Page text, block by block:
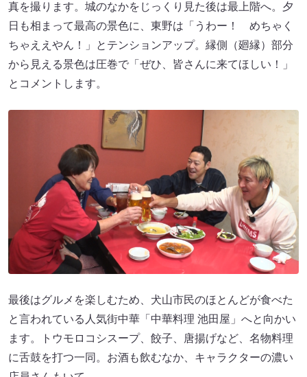
真を撮ります。城のなかをじっくり見た後は最上階へ。夕
日も相まって最高の景色に、東野は「うわー！ めちゃく
ちゃええやん！」とテンションアップ。縁側（廻縁）部分
から見える景色は圧巻で「ぜひ、皆さんに来てほしい！」
とコメントします。
最後はグルメを楽しむため、犬山市民のほとんどが食べた
と言われている人気街中華「中華料理 池田屋」へと向かい
ます。トウモロコシスープ、餃子、唐揚げなど、名物料理
に舌鼓を打つ一同。お酒も飲むなか、キャラクターの濃い